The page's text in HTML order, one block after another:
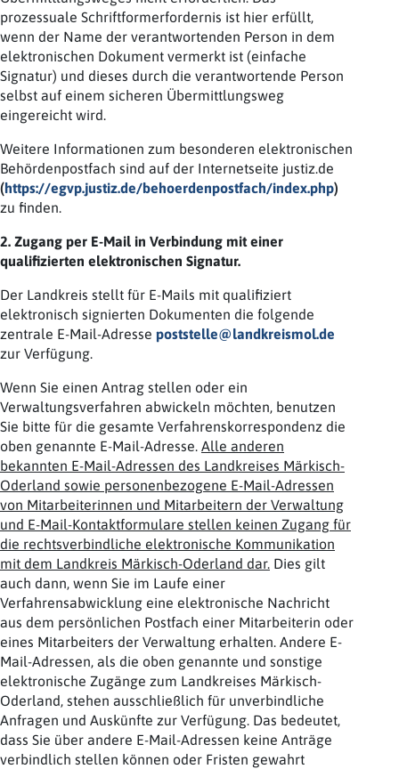
prozessuale Schriftformerfordernis ist hier erfüllt,
wenn der Name der verantwortenden Person in dem
elektronischen Dokument vermerkt ist (einfache
Signatur) und dieses durch die verantwortende Person
selbst auf einem sicheren Übermittlungsweg
eingereicht wird.
Weitere Informationen zum besonderen elektronischen
Behördenpostfach sind auf der Internetseite justiz.de
(https://egvp.justiz.de/behoerdenpostfach/index.php)
zu finden.
2. Zugang per E-Mail in Verbindung mit einer
qualifizierten elektronischen Signatur.
Der Landkreis stellt für E-Mails mit qualifiziert
elektronisch signierten Dokumenten die folgende
zentrale E-Mail-Adresse poststelle@landkreismol.de
zur Verfügung.
Wenn Sie einen Antrag stellen oder ein
Verwaltungsverfahren abwickeln möchten, benutzen
Sie bitte für die gesamte Verfahrenskorrespondenz die
oben genannte E-Mail-Adresse. Alle anderen
bekannten E-Mail-Adressen des Landkreises Märkisch-
Oderland sowie personenbezogene E-Mail-Adressen
von Mitarbeiterinnen und Mitarbeitern der Verwaltung
und E-Mail-Kontaktformulare stellen keinen Zugang für
die rechtsverbindliche elektronische Kommunikation
mit dem Landkreis Märkisch-Oderland dar. Dies gilt
auch dann, wenn Sie im Laufe einer
Verfahrensabwicklung eine elektronische Nachricht
aus dem persönlichen Postfach einer Mitarbeiterin oder
eines Mitarbeiters der Verwaltung erhalten. Andere E-
Mail-Adressen, als die oben genannte und sonstige
elektronische Zugänge zum Landkreises Märkisch-
Oderland, stehen ausschließlich für unverbindliche
Anfragen und Auskünfte zur Verfügung. Das bedeutet,
dass Sie über andere E-Mail-Adressen keine Anträge
verbindlich stellen können oder Fristen gewahrt